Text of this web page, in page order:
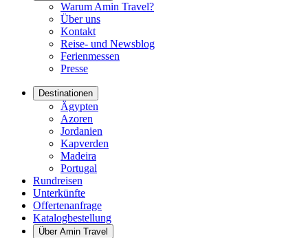
Warum Amin Travel?
Über uns
Kontakt
Reise- und Newsblog
Ferienmessen
Presse
Destinationen
Ägypten
Azoren
Jordanien
Kapverden
Madeira
Portugal
Rundreisen
Unterkünfte
Offertenanfrage
Katalogbestellung
Über Amin Travel